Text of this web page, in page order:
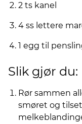
2 ts kanel
4 ss lettere
1 egg til
Slik gjør du:
Rør sammen
smøret og